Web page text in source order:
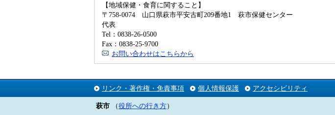
【地域保健・食育に関すること】
〒758-0074 山口県萩市平安古町209番地1 萩市保健センター
代表
Tel：0838-26-0500
Fax：0838-25-9700
お問い合わせはこちらから
リンク・著作権・免責事項 個人情報保護 アクセシビリティ
萩市 （役所への行き方）